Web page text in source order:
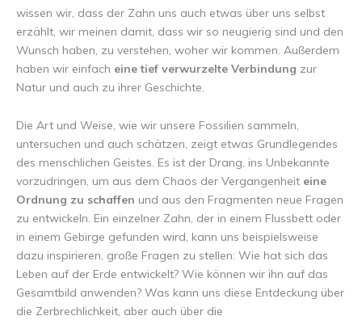
wissen wir, dass der Zahn uns auch etwas über uns selbst
erzählt, wir meinen damit, dass wir so neugierig sind und den
Wunsch haben, zu verstehen, woher wir kommen. Außerdem
haben wir einfach eine tief verwurzelte Verbindung zur
Natur und auch zu ihrer Geschichte.
Die Art und Weise, wie wir unsere Fossilien sammeln,
untersuchen und auch schätzen, zeigt etwas Grundlegendes
des menschlichen Geistes. Es ist der Drang, ins Unbekannte
vorzudringen, um aus dem Chaos der Vergangenheit eine
Ordnung zu schaffen und aus den Fragmenten neue Fragen
zu entwickeln. Ein einzelner Zahn, der in einem Flussbett oder
in einem Gebirge gefunden wird, kann uns beispielsweise
dazu inspirieren, große Fragen zu stellen: Wie hat sich das
Leben auf der Erde entwickelt? Wie können wir ihn auf das
Gesamtbild anwenden? Was kann uns diese Entdeckung über
die Zerbrechlichkeit, aber auch über die